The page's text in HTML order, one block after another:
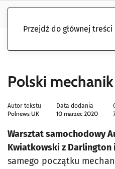
Przejdź do głównej treści
Polski
Autor tekstu
Polnews UK
Data dodania
10 marzec 2020
Warsztat samochodowy
Kwiatkowski z Darlington
samego początku